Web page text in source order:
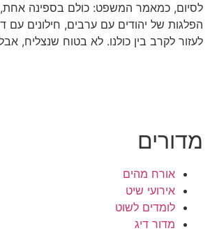
לסיום, כמאמר המשפט: כולם בספינה
הפלגות של יהודים עם ערבים, חילונים עם
לעזור לקרב בין כולנו. לא בטוח שנצליח,
מדורים
אורח מהים
אירועי שיט
לומדים לשוט
מדור דיג